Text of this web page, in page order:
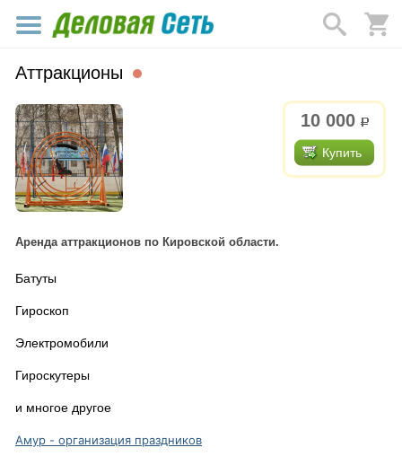
Аттракционы
10 000 р.
Купить
Аренда аттракционов по Кировской области.
Батуты
Гироскоп
Электромобили
Гироскутеры
и многое другое
Амур - организация праздников